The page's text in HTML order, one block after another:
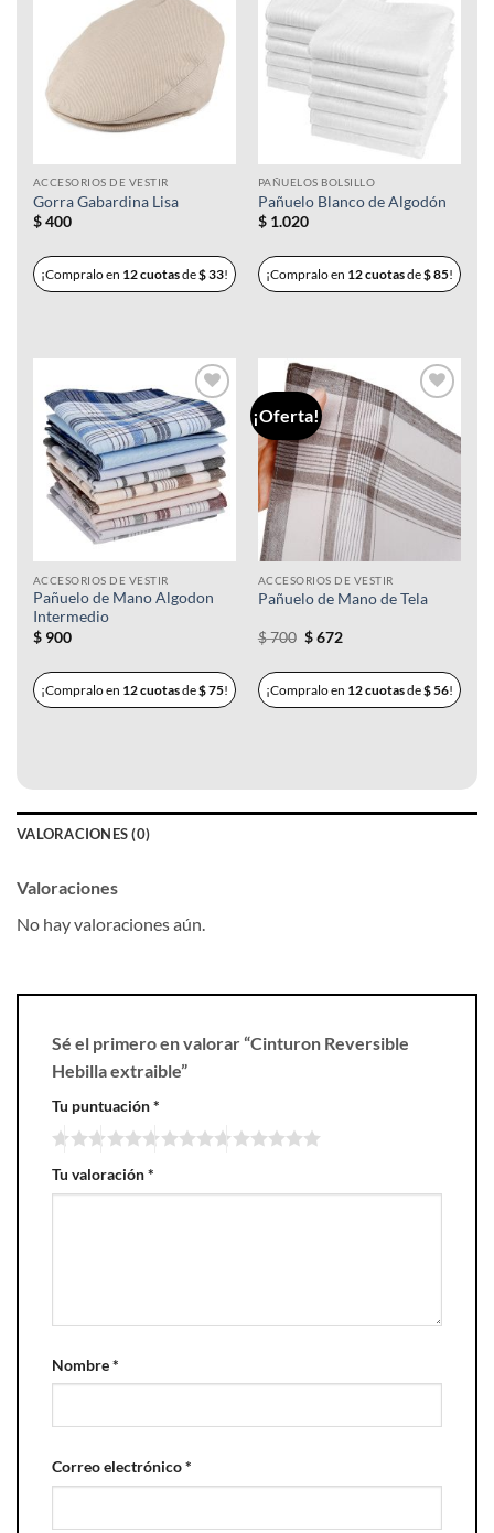
Añadir
lista de
deseos
ACCESORIOS DE VESTIR
Gorra Gabardina Lisa
$400
¡Compralo en 12 cuotasde$33!
PAÑUELOS BOLSILLO
Pañuelo Blanco de Algodón
$1.020
¡Compralo en 12 cuotasde$85!
Añadir
a la
lista de
deseos
ACCESORIOS DE VESTIR
Pañuelo de Mano Algodon
Intermedio
$900
¡Compralo en 12 cuotasde$75!
¡Oferta!
Añadir
a la
lista de
deseos
ACCESORIOS DE VESTIR
Pañuelo de Mano de Tela
$700 El
$ 700.
$672El
$ 672.
¡Compralo en 12 cuotasde$56!
VALORACIONES (0)
Valoraciones
No hay valoraciones aún.
Sé el primero en valorar “Cinturon Reversible
Hebilla extraible”
Tu puntuación*
Tu valoración*
Nombre*
Correo electrónico*